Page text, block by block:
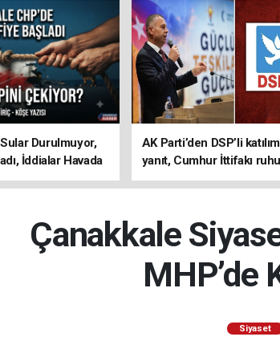
Durulmuyor,
İddialar Havada
AK Parti’den DSP’li
yanıt, Cumhur İttifakı
ediyoruz
Çanakkale
MHP’de
Siyaset